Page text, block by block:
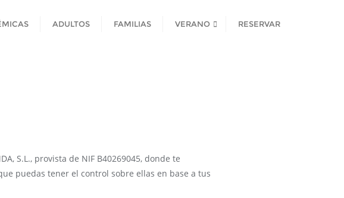
ADULTOS FAMILIAS VERANO RESERVAR
S.L., provista de NIF B40269045, donde te
puedas tener el control sobre ellas en base a tus